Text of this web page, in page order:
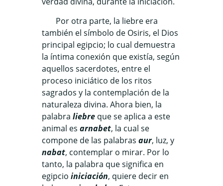
Por otra parte, la liebre era
también el símbolo de Osiris, el Dios
principal egipcio; lo cual demuestra
la íntima conexión que existía, según
aquellos sacerdotes, entre el
proceso iniciático de los ritos
sagrados y la contemplación de la
naturaleza divina. Ahora bien, la
palabra liebre que se aplica a este
animal es arnabet, la cual se
compone de las palabras aur, luz, y
nabat, contemplar o mirar. Por lo
tanto, la palabra que significa en
egipcio iniciación, quiere decir en